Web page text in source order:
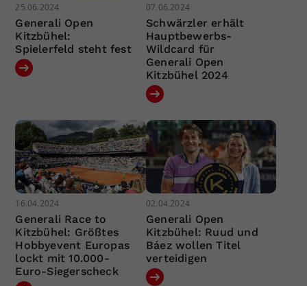
25.06.2024
Generali Open
Kitzbühel:
Spielerfeld steht fest
07.06.2024
Schwärzler erhält
Hauptbewerbs-
Wildcard für
Generali Open
Kitzbühel 2024
16.04.2024
Generali Race to
Kitzbühel: Größtes
Hobbyevent Europas
lockt mit 10.000-
Euro-Siegerscheck
02.04.2024
Generali Open
Kitzbühel: Ruud und
Báez wollen Titel
verteidigen